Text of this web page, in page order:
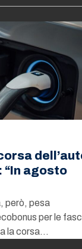
agosto
però, pesa
per le
la corsa…